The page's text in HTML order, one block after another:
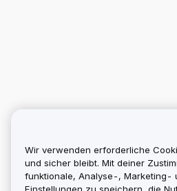
Wir verwenden erforderliche
und sicher bleibt. Mit deiner
funktionale, Analyse-, Marketing-